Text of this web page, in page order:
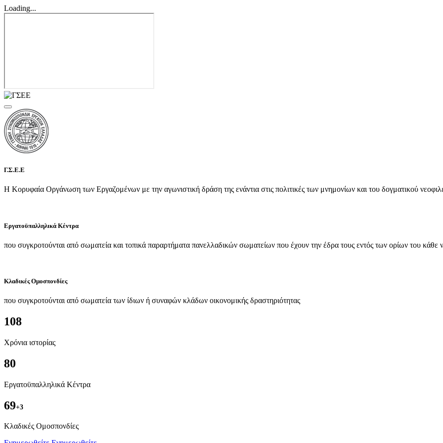
Loading...
Γ.Σ.Ε.Ε
Η Κορυφαία Οργάνωση των Εργαζομένων με την αγωνιστική δράση της ενάντια στις πολιτικές των μνημονίων και του δογματικού
Εργατοϋπαλληλικά Κέντρα
που συγκροτούνται από σωματεία και τοπικά παραρτήματα πανελλαδικών σωματείων που έχουν την έδρα τους εντός των ορίων του κάθε
Κλαδικές Ομοσπονδίες
που συγκροτούνται από σωματεία των ίδιων ή συναφών κλάδων οικονομικής δραστηριότητας
108
Χρόνια ιστορίας
80
Εργατοϋπαλληλικά Κέντρα
69+3
Kλαδικές Ομοσπονδίες